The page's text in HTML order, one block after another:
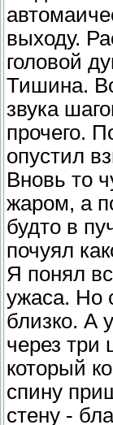
выходу.
головой
Тишина.
звука
прочего.
опустил
Вновь то
жаром, а
будто в
почуял
Я понял
ужаса. Но
близко. А
через три
который
спину
стену -